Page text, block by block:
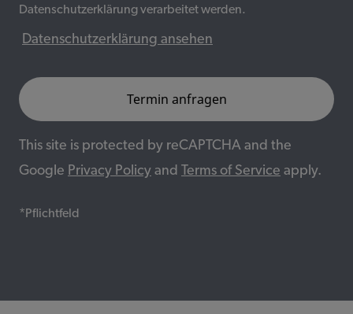
Datenschutzerklärung verarbeitet werden.
Datenschutzerklärung ansehen
This site is protected by reCAPTCHA and the
Google Privacy Policy and Terms of Service apply.
*Pflichtfeld